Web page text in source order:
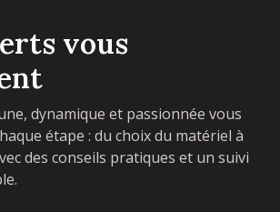
vous
dynamique et passionnée vous
étape : du choix du matériel à
des conseils pratiques et un suivi